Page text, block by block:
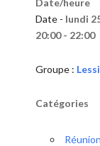
Date/heure
Date - lundi
20:00 - 22:00
Groupe :
Catégories